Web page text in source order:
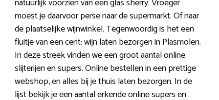
natuurlijk voorzien van een glas sherry. Vroeger
moest je daarvoor perse naar de supermarkt. Of naar
de plaatselijke wijnwinkel. Tegenwoordig is het een
fluitje van een cent: wijn laten bezorgen in Plasmolen.
In deze streek vinden we een groot aantal online
slijterijen en supers. Online bestellen in een prettige
webshop, en alles bij je thuis laten bezorgen. In de
lijst bekijk je een aantal erkende online supers en